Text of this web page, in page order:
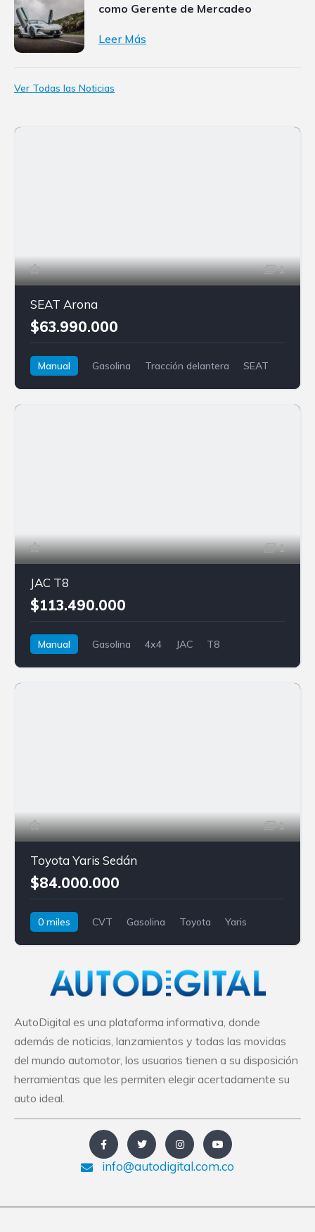
como Gerente de Mercadeo
Leer Más
Ver Todas las Noticias
1
SEAT Arona
$63.990.000
Manual Gasolina Tracción delantera
SEAT
1
JAC T8
$113.490.000
Manual Gasolina 4x4 JAC T8
1
Toyota Yaris Sedán
$84.000.000
0 miles CVT Gasolina Toyota Yaris
AutoDigital es una plataforma informativa, donde
además de noticias, lanzamientos y todas las movidas
del mundo automotor, los usuarios tienen a su disposición
herramientas que les permiten elegir acertadamente su
auto ideal.
info@autodigital.com.co